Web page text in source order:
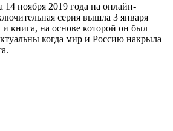
ноября 2019 года на онлайн-
серия вышла 3 января
и книга, на основе которой он был
когда мир и Россию накрыла